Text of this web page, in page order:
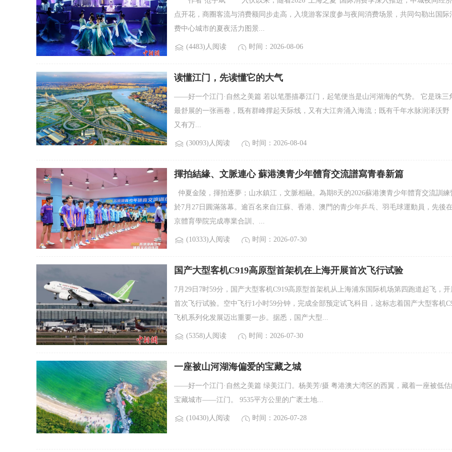
点开花，商圈客流与消费额同步走高，入境游客深度参与夜间消费场景，共同勾勒出国际
费中心城市的夏夜活力图景...
(4483)人阅读 时间：2026-08-06
读懂江门，先读懂它的大气
——好一个江门·自然之美篇 若以笔墨描摹江门，起笔便当是山河湖海的气势。 它是珠三
最舒展的一张画卷，既有群峰撑起天际线，又有大江奔涌入海流；既有千年水脉润泽沃野
又有万...
(30093)人阅读 时间：2026-08-04
揮拍結緣、文脈連心 蘇港澳青少年體育交流譜寫青春新篇
仲夏金陵，揮拍逐夢；山水鎮江，文脈相融。為期8天的2026蘇港澳青少年體育交流訓練
於7月27日圓滿落幕。逾百名來自江蘇、香港、澳門的青少年乒乓、羽毛球運動員，先後
京體育學院完成專業合訓、...
(10333)人阅读 时间：2026-07-30
国产大型客机C919高原型首架机在上海开展首次飞行试验
7月29日7时59分，国产大型客机C919高原型首架机从上海浦东国际机场第四跑道起飞，开
首次飞行试验。空中飞行1小时59分钟，完成全部预定试飞科目，这标志着国产大型客机
飞机系列化发展迈出重要一步。据悉，国产大型...
(5358)人阅读 时间：2026-07-30
一座被山河湖海偏爱的宝藏之城
——好一个江门·自然之美篇 绿美江门。杨美芳/摄 粤港澳大湾区的西翼，藏着一座被低估
宝藏城市——江门。 9535平方公里的广袤土地...
(10430)人阅读 时间：2026-07-28